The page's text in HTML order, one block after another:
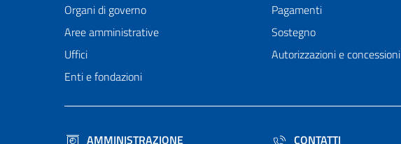
Organi di governo
Aree amministrative
Uffici
Enti e fondazioni
Pagamenti
Sostegno
Autorizzazioni e concessioni
AMMINISTRAZIONE
CONTATTI